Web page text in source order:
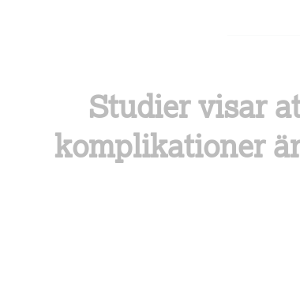
Studier visar
komplikationer